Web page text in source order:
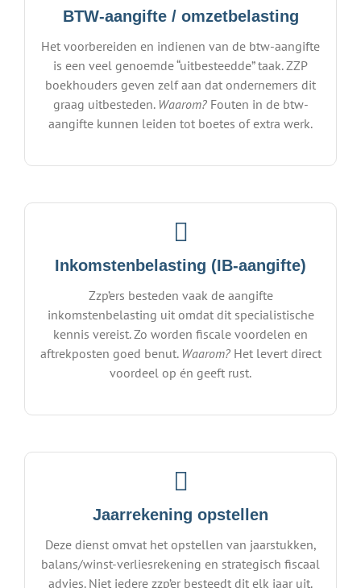
BTW-aangifte / omzetbelasting
Het voorbereiden en indienen van de btw-aangifte
is een veel genoemde “uitbesteedde” taak. ZZP
boekhouders geven zelf aan dat ondernemers dit
graag uitbesteden. Waarom?Fouten in de btw-
aangifte kunnen leiden tot boetes of extra werk.
Inkomstenbelasting (IB-aangifte)
Zzp’ers besteden vaak de aangifte
inkomstenbelasting uit omdat dit specialistische
kennis vereist. Zo worden fiscale voordelen en
aftrekposten goed benut. Waarom?Het levert direct
voordeel op én geeft rust.
Jaarrekening opstellen
Deze dienst omvat het opstellen van jaarstukken,
balans/winst-verliesrekening en strategisch fiscaal
advies. Niet iedere zzp’er besteedt dit elk jaar uit.